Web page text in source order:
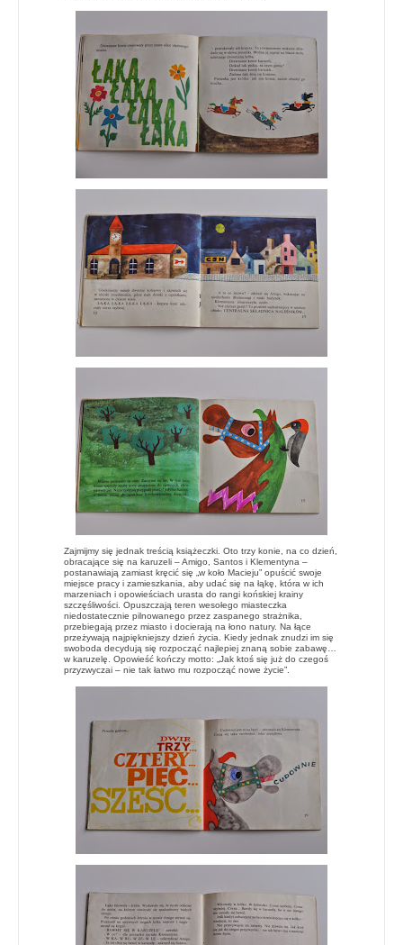
Zajmijmy się jednak treścią książeczki. Oto trzy konie, na co dzień,
obracające się na karuzeli – Amigo, Santos i Klementyna –
postanawiają zamiast kręcić się „w koło Macieju” opuścić swoje
miejsce pracy i zamieszkania, aby udać się na łąkę, która w ich
marzeniach i opowieściach urasta do rangi końskiej krainy
szczęśliwości. Opuszczają teren wesołego miasteczka
niedostatecznie pilnowanego przez zaspanego strażnika,
przebiegają przez miasto i docierają na łono natury. Na łące
przeżywają najpiękniejszy dzień życia. Kiedy jednak znudzi im się
swoboda decydują się rozpocząć najlepiej znaną sobie zabawę…
w karuzelę. Opowieść kończy motto: „Jak ktoś się już do czegoś
przyzwyczai – nie tak łatwo mu rozpocząć nowe życie”.